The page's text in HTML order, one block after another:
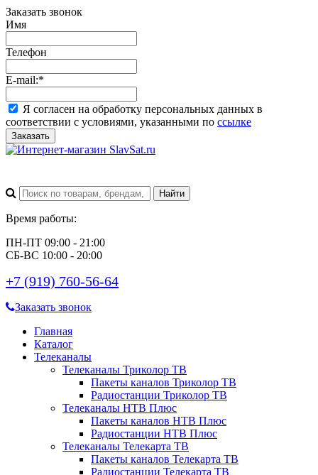
Заказать звонок
Имя
Телефон
E-mail:*
Я согласен на обработку персональных данных в
соответствии с условиями, указанными по ссылке
Заказать
Время работы:
ПН-ПТ 09:00 - 21:00
СБ-ВС 10:00 - 20:00
+7 (919) 760-56-64
Заказать звонок
Главная
Каталог
Телеканалы
Телеканалы Триколор ТВ
Пакеты каналов Триколор ТВ
Радиостанции Триколор ТВ
Телеканалы НТВ Плюс
Пакеты каналов НТВ Плюс
Радиостанции НТВ Плюс
Телеканалы Телекарта ТВ
Пакеты каналов Телекарта ТВ
Радиостанции Телекарта ТВ